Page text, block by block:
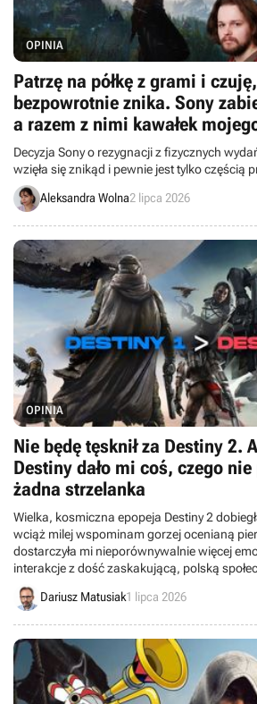
OPINIA
Patrzę na półkę z grami i
bezpowrotnie znika. Sony
a razem z nimi kawałek
PlayStation - redakcja
Decyzja Sony o rezygnacji z fizycznych
wzięła się znikąd i pewnie jest tylko częścią
Aleksandra Wolna2 lipca 2026
OPINIA
Nie będę tęsknił za Destiny 2.
Destiny dało mi coś, czego nie
żadna strzelanka
Wielka, kosmiczna epopeja Destiny 2
wciąż milej wspominam gorzej ocenianą
dostarczyła mi nieporównywalnie więcej
interakcje z dość zaskakującą, polską
Dariusz Matusiak1 lipca 2026